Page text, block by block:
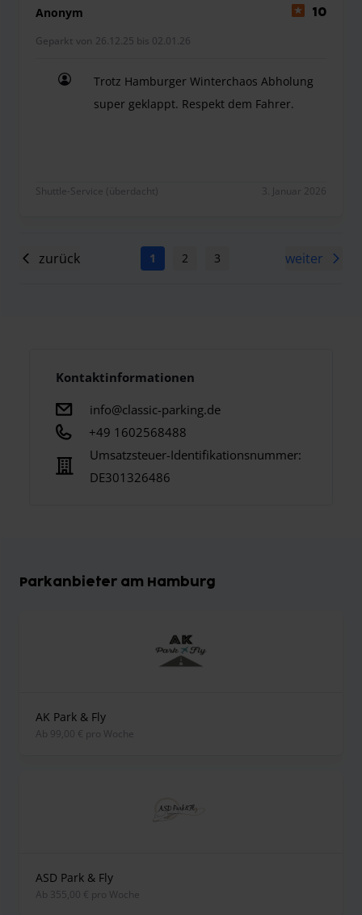
Anonym 10
Geparkt von 26.12.25 bis 02.01.26
Trotz Hamburger Winterchaos Abholung
super geklappt. Respekt dem Fahrer.
Shuttle-Service (überdacht) 3. Januar 2026
zurück 1 2 3 6
weiter
Kontaktinformationen
info@classic-parking.de
+49 1602568488
Umsatzsteuer-Identifikationsnummer:
DE301326486
Parkanbieter am Hamburg
AK Park & Fly
ab 99,00 € pro Woche
ASD Park & Fly
ab 355,00 € pro Woche